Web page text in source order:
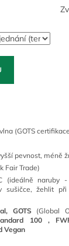
(GOTS
pevnost, méně
Fair Trade)
(ideálně naruby
sušičce, žehlit
GOTS(Global
100 ,
Vegan